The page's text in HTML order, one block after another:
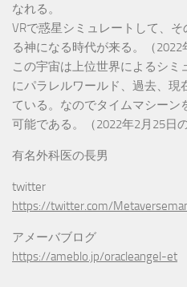
なれる。
VRで惑星シミュレートして、
る神になる時代が来る。（2022
この宇宙は上位世界によるシミ
にパラレルワールド、過去、現
ている。なのでタイムマシーン
可能である。（2022年2月25日の
有名外科医の長男
twitter
https://twitter.com/
アメーバブログ
https://ameblo.jp/oracleangel-et